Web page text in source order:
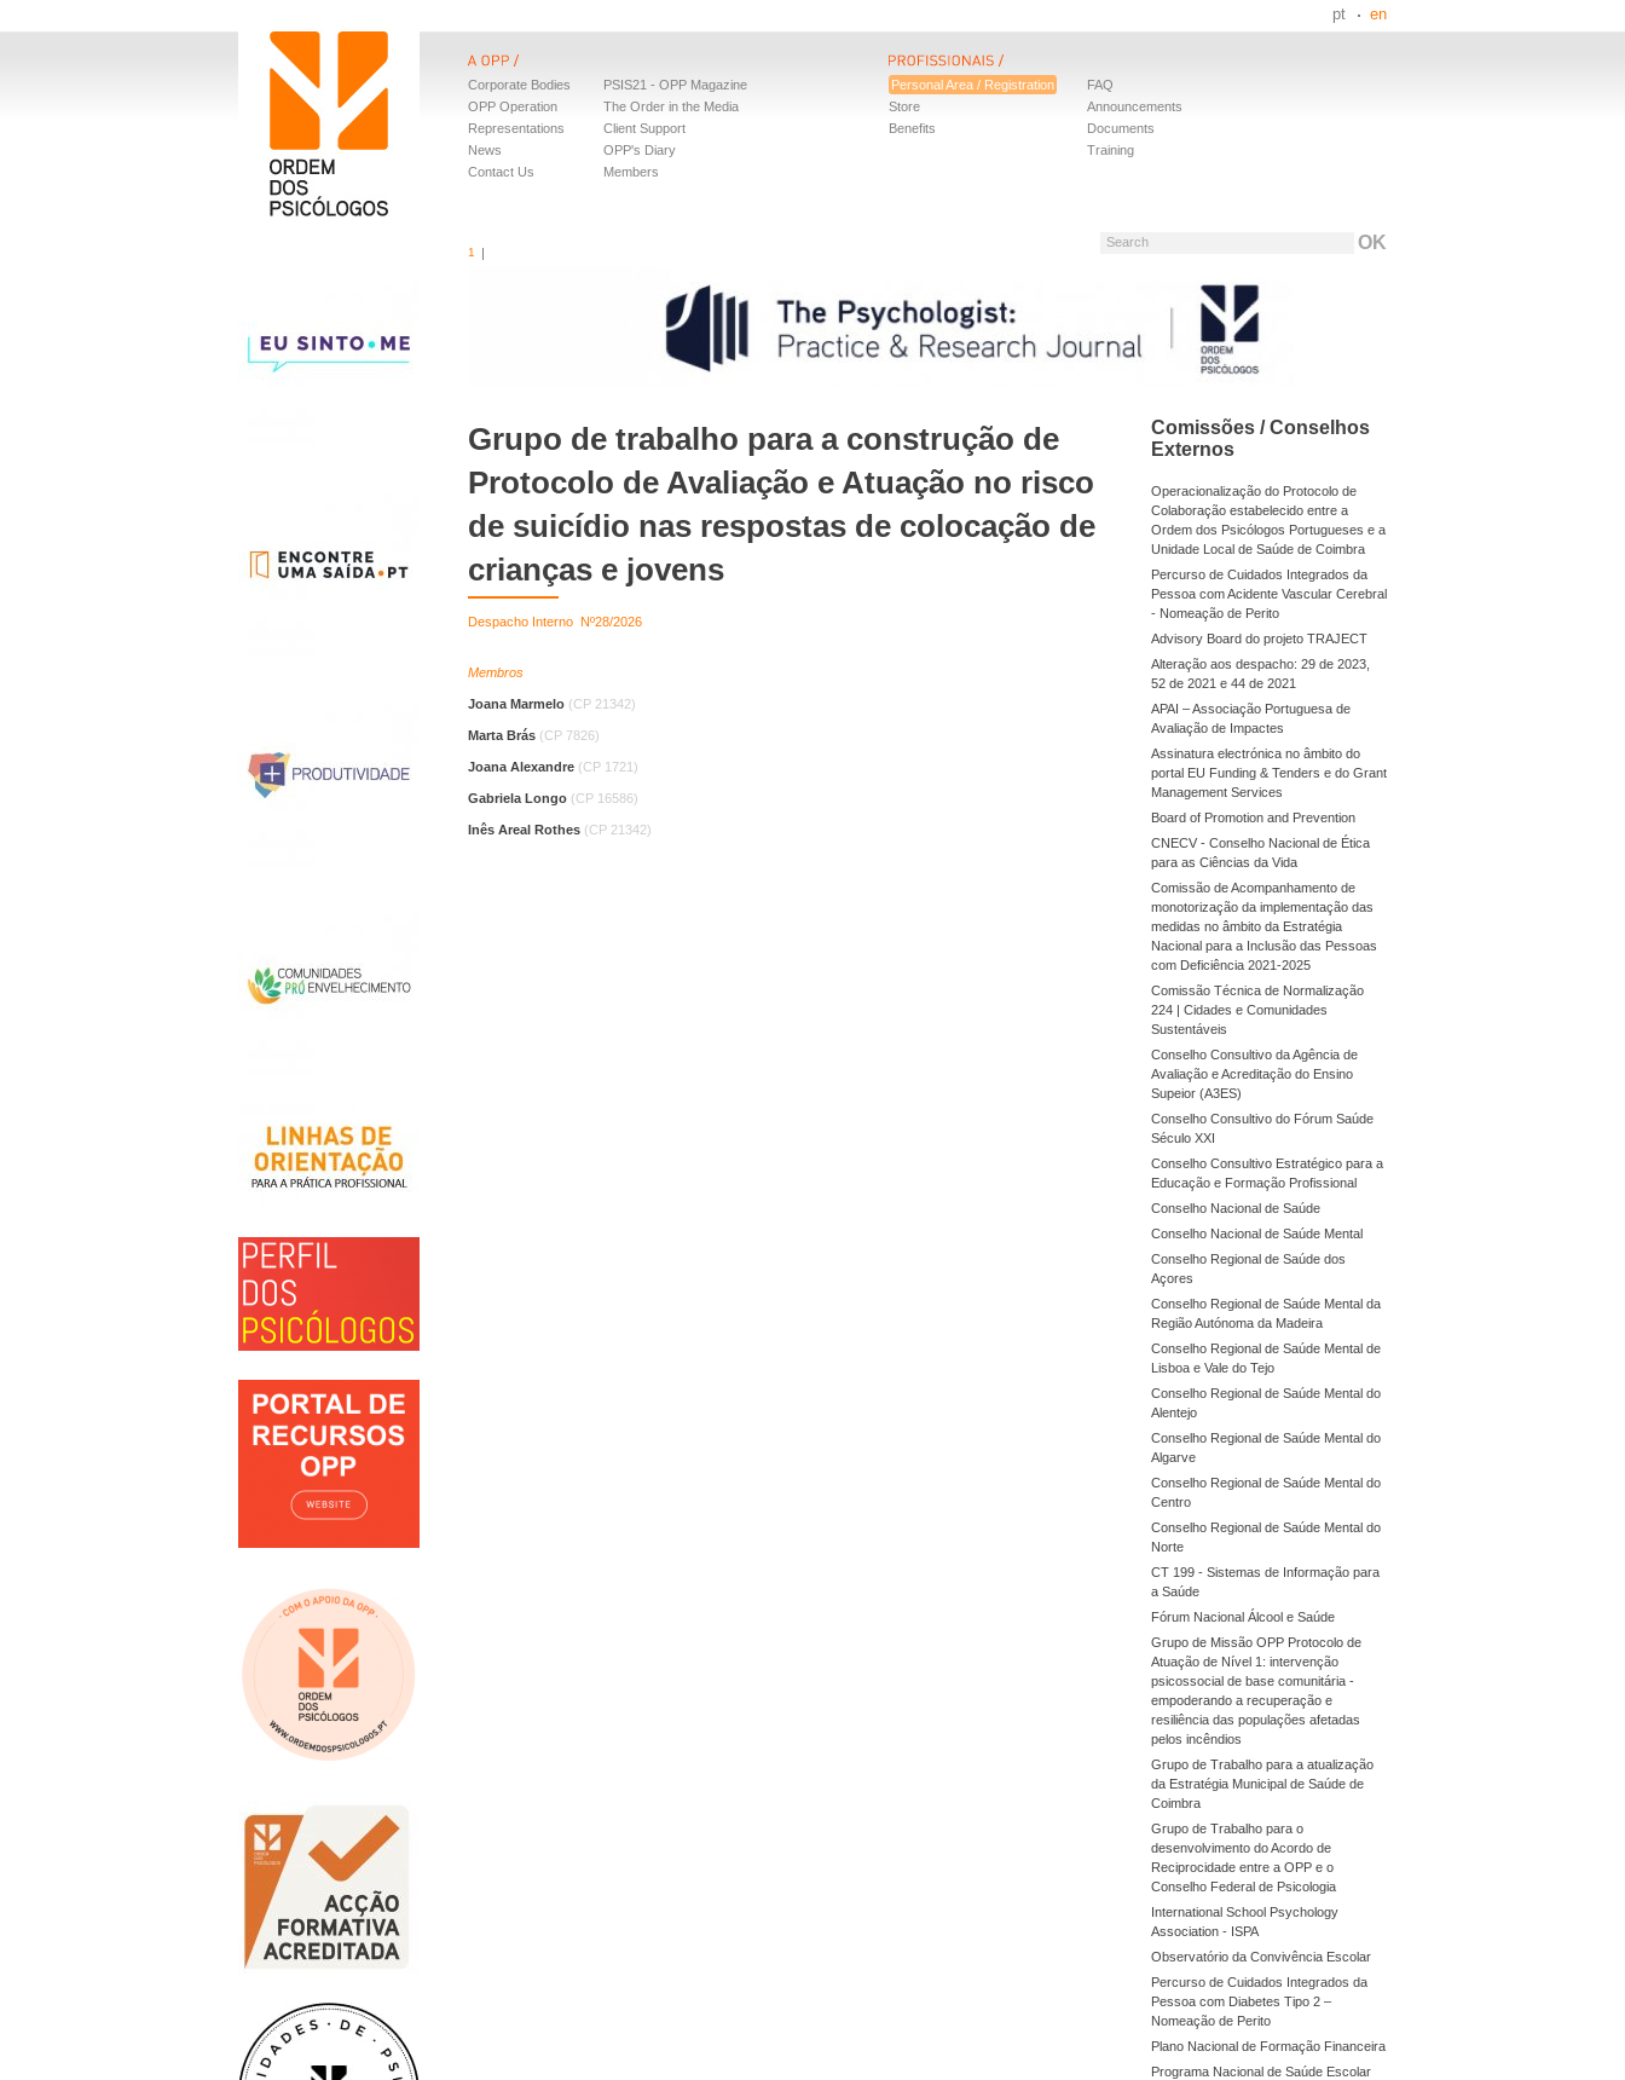
pt en
Corporate Bodies
OPP Operation
Representations
News
Contact Us
PSIS21 - OPP Magazine
The Order in the Media
Client Support
OPP's Diary
Members
Personal Area / Registration
Store
Benefits
FAQ
Announcements
Documents
Training
Search
1
Grupo de trabalho para a construção de
Protocolo de Avaliação e Atuação no risco
de suicídio nas respostas de colocação de
crianças e jovens
Despacho Interno Nº28/2026
Membros
Joana Marmelo (CP 21342)
Marta Brás (CP 7826)
Joana Alexandre (CP 1721)
Gabriela Longo (CP 16586)
Inês Areal Rothes (CP 21342)
Comissões / Conselhos
Externos
Operacionalização do Protocolo de
Colaboração estabelecido entre a
Ordem dos Psicólogos Portugueses e a
Unidade Local de Saúde de Coimbra
Percurso de Cuidados Integrados da
Pessoa com Acidente Vascular Cerebral
- Nomeação de Perito
Advisory Board do projeto TRAJECT
Alteração aos despacho: 29 de 2023,
52 de 2021 e 44 de 2021
APAI – Associação Portuguesa de
Avaliação de Impactes
Assinatura electrónica no âmbito do
portal EU Funding & Tenders e do Grant
Management Services
Board of Promotion and Prevention
CNECV - Conselho Nacional de Ética
para as Ciências da Vida
Comissão de Acompanhamento de
monotorização da implementação das
medidas no âmbito da Estratégia
Nacional para a Inclusão das Pessoas
com Deficiência 2021-2025
Comissão Técnica de Normalização
224 | Cidades e Comunidades
Sustentáveis
Conselho Consultivo da Agência de
Avaliação e Acreditação do Ensino
Supeior (A3ES)
Conselho Consultivo do Fórum Saúde
Século XXI
Conselho Consultivo Estratégico para a
Educação e Formação Profissional
Conselho Nacional de Saúde
Conselho Nacional de Saúde Mental
Conselho Regional de Saúde dos
Açores
Conselho Regional de Saúde Mental da
Região Autónoma da Madeira
Conselho Regional de Saúde Mental de
Lisboa e Vale do Tejo
Conselho Regional de Saúde Mental do
Alentejo
Conselho Regional de Saúde Mental do
Algarve
Conselho Regional de Saúde Mental do
Centro
Conselho Regional de Saúde Mental do
Norte
CT 199 - Sistemas de Informação para
a Saúde
Fórum Nacional Álcool e Saúde
Grupo de Missão OPP Protocolo de
Atuação de Nível 1: intervenção
psicossocial de base comunitária -
empoderando a recuperação e
resiliência das populações afetadas
pelos incêndios
Grupo de Trabalho para a atualização
da Estratégia Municipal de Saúde de
Coimbra
Grupo de Trabalho para o
desenvolvimento do Acordo de
Reciprocidade entre a OPP e o
Conselho Federal de Psicologia
International School Psychology
Association - ISPA
Observatório da Convivência Escolar
Percurso de Cuidados Integrados da
Pessoa com Diabetes Tipo 2 –
Nomeação de Perito
Plano Nacional de Formação Financeira
Programa Nacional de Saúde Escolar